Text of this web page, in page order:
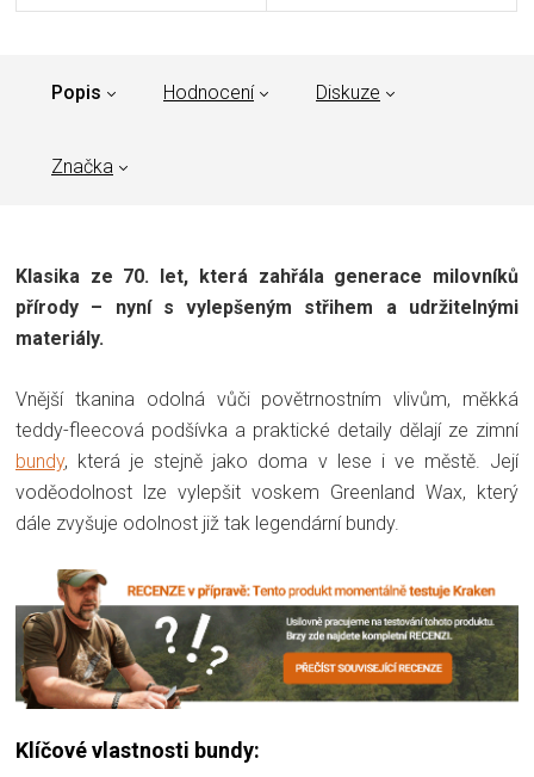
Popis Hodnocení Diskuze
Značka
Klasika ze 70. let, která zahřála generace milovníků
přírody – nyní s vylepšeným střihem a udržitelnými
materiály.
Vnější tkanina odolná vůči povětrnostním vlivům, měkká
teddy-fleecová podšívka a praktické detaily dělají ze zimní
bundy, která je stejně jako doma v lese i ve městě. Její
voděodolnost lze vylepšit voskem Greenland Wax, který
dále zvyšuje odolnost již tak legendární bundy.
Klíčové vlastnosti bundy: